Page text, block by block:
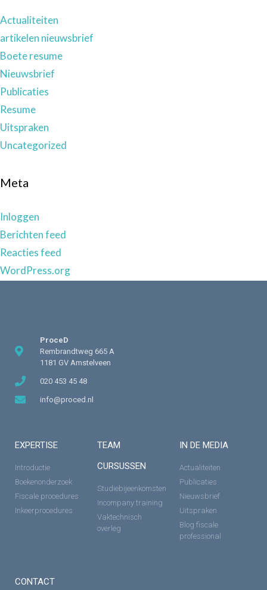
Actualiteiten
artikelen nieuwsbrief
Boete resume
Nieuwsbrief
Publicaties
Resume
Uitspraken
Uncategorized
Meta
Inloggen
Berichten feed
Reacties feed
WordPress.org
ProceD
Rembrandtweg 665 A
1181 GV Amstelveen
020 453 45 48
info@proced.nl
EXPERTISE
Introductie
Boekenonderzoek
Fiscale procedures
Inkeerprocedures
TEAM
CURSUSSEN
Studiebijeenkomsten
Incompany training
Vaktechnisch
overleg
IN DE MEDIA
Actualiteiten
Publicaties
Nieuwsbrief
Uitspraken
Blog fiscale
professional
CONTACT